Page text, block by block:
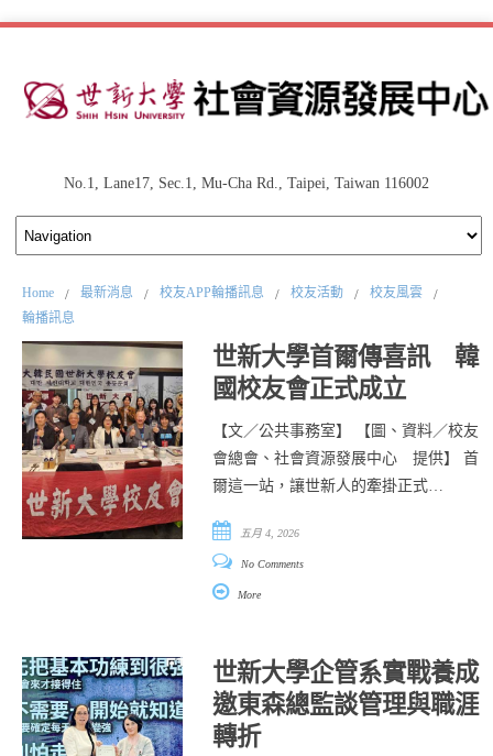
No.1, Lane17, Sec.1, Mu-Cha Rd., Taipei, Taiwan 116002
Home / 最新消息 / 校友APP輪播訊息 / 校友活動 / 校友風雲 /
輪播訊息
世新大學首爾傳喜訊 韓
國校友會正式成立
【文／公共事務室】 【圖、資料／校友
會總會、社會資源發展中心 提供】 首
爾這一站，讓世新人的牽掛正式…
五月 4, 2026
No Comments
More
世新大學企管系實戰養成
邀東森總監談管理與職涯
轉折